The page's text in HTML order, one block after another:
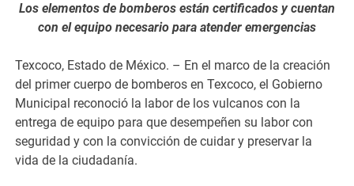
Los elementos de bomberos están certificados y cuentan
con el equipo necesario para atender emergencias
Texcoco, Estado de México. – En el marco de la creación
del primer cuerpo de bomberos en Texcoco, el Gobierno
Municipal reconoció la labor de los vulcanos con la
entrega de equipo para que desempeñen su labor con
seguridad y con la convicción de cuidar y preservar la
vida de la ciudadanía.